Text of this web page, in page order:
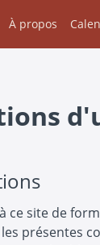
À propos
ce site de
les présentes